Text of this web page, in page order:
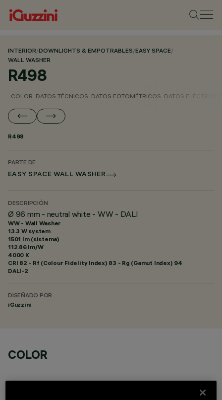
INTERIOR/DOWNLIGHTS & EMPOTRABLES/EASY SPACE/
WALL WASHER
R498
COLOR DATOS TÉCNICOS DATOS FOTOMÉTRICOS DATOS
R498
PARTE DE
EASY SPACE WALL WASHER
DESCRIPCIÓN
Ø 96 mm - neutral white - WW - DALI
WW - Wall Washer
13.3 W system
1501 lm (sistema)
112.86 lm/W
4000 K
CRI 82 - Rf (Colour Fidelity Index) 83 - Rg (Gamut Index) 94
DALI-2
DISEÑADO POR
iGuzzini
COLOR